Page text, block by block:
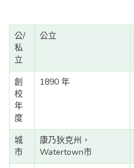
公/
私
立
公立
創
校
年
度
1890 年
城
市
康乃狄克州，
Watertown市